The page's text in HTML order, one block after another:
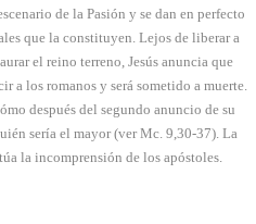
de la Pasión y se dan en perfecto
que la constituyen. Lejos de liberar a
el reino terreno, Jesús anuncia que
a los romanos y será sometido a muerte.
después del segundo anuncio de su
sería el mayor (ver Mc. 9,30-37). La
la incomprensión de los apóstoles.